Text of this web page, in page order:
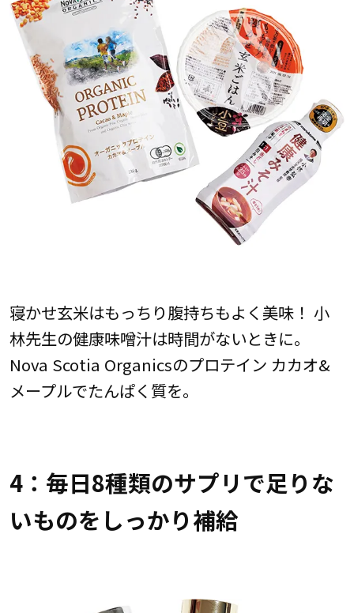
寝かせ玄米はもっちり腹持ちもよく美味！ 小
林先生の健康味噌汁は時間がないときに。
Nova Scotia Organicsのプロテイン カカオ&
メープルでたんぱく質を。
4：毎日8種類のサプリで足りな
いものをしっかり補給